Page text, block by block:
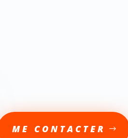
ME CONTACTER